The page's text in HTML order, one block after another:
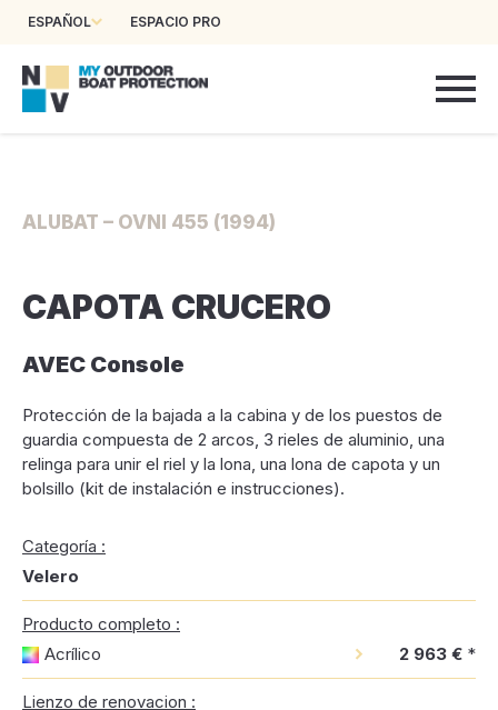
ESPAÑOL ESPACIO PRO
ALUBAT – OVNI 455 (1994)
CAPOTA CRUCERO
AVEC Console
Protección de la bajada a la cabina y de los puestos de
guardia compuesta de 2 arcos, 3 rieles de aluminio, una
relinga para unir el riel y la lona, una lona de capota y un
bolsillo (kit de instalación e instrucciones).
Categoría :
Velero
Producto completo :
Acrílico
2 963 € *
Lienzo de renovacion :